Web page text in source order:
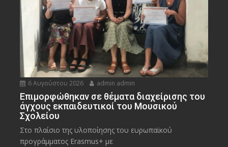
6 Αυγούστου 2026 admin admin
Eπιμορφώθηκαν σε θέματα διαχείρισης του
άγχους εκπαιδευτικοί του Μουσικού
Σχολείου
Στο πλαίσιο της υλοποίησης του ευρωπαϊκού
προγράμματος Erasmus+ με